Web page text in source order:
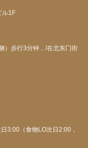
ル1F
）步行3分钟，/在北东门街
3:00（食物LO次日2:00，